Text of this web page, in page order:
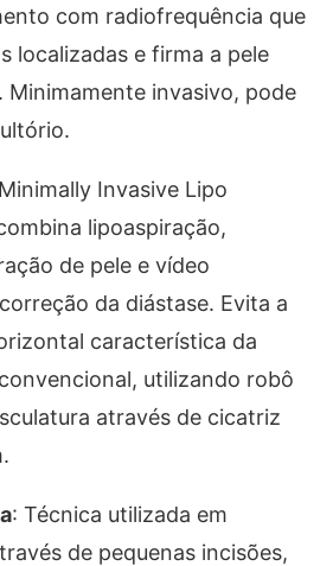
com radiofrequência que
localizadas e firma a pele
Minimamente invasivo, pode
Invasive Lipo
lipoaspiração,
de pele e vídeo
da diástase. Evita a
característica da
utilizando robô
através de cicatriz
: Técnica utilizada em
de pequenas incisões,